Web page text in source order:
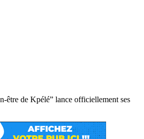
être de Kpélé” lance officiellement ses